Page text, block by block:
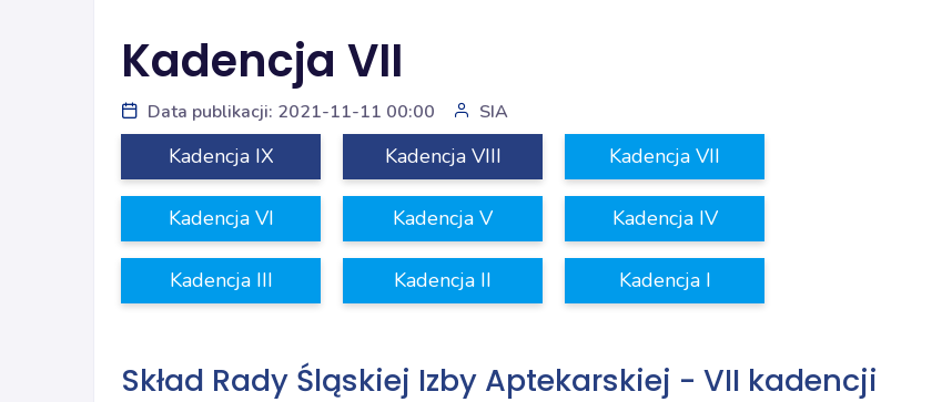
Kadencja VII
Data publikacji: 2021-11-11 00:00 SIA
Kadencja IX Kadencja VIII Kadencja VII
Kadencja VI Kadencja V Kadencja IV
Kadencja III Kadencja II Kadencja I
Skład Rady Śląskiej Izby Aptekarskiej - VII kadencji